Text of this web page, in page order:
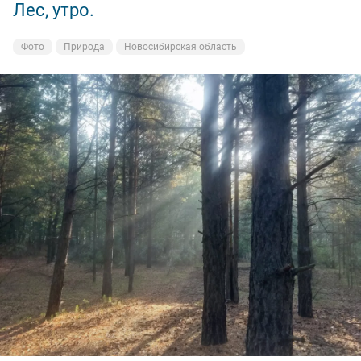
Лес, утро.
Фото Природа Новосибирская область
Кудряшевская протока.
Фото На рыбалке Новосибирская область